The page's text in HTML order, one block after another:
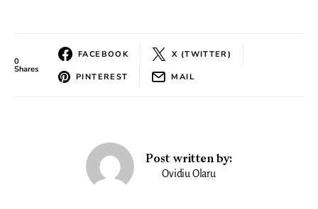
0
Shares
FACEBOOK X (TWITTER)
PINTEREST MAIL
Post written by:
Ovidiu Olaru